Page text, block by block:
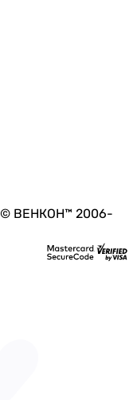
© ВЕНКОН™ 2006-